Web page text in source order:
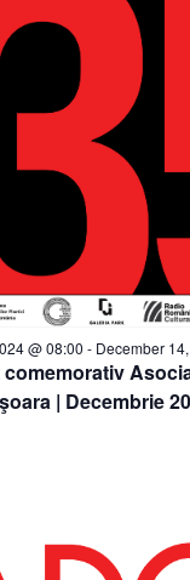
| Decembrie
@ 08:00 - December